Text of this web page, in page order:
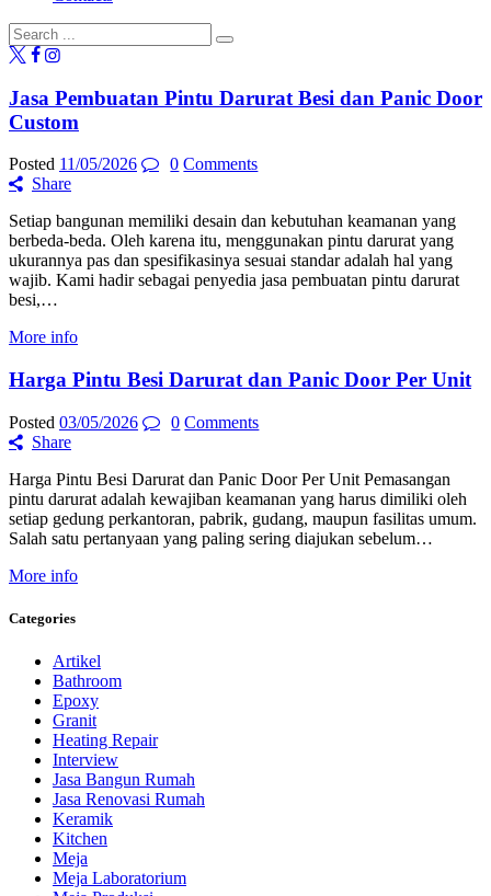
Jasa Pembuatan Pintu Darurat Besi dan Panic Door
Custom
Posted 11/05/2026 0 Comments
Share
Setiap bangunan memiliki desain dan kebutuhan keamanan yang
berbeda-beda. Oleh karena itu, menggunakan pintu darurat yang
ukurannya pas dan spesifikasinya sesuai standar adalah hal yang
wajib. Kami hadir sebagai penyedia jasa pembuatan pintu darurat
besi,…
More info
Harga Pintu Besi Darurat dan Panic Door Per Unit
Posted 03/05/2026 0 Comments
Share
Harga Pintu Besi Darurat dan Panic Door Per Unit Pemasangan
pintu darurat adalah kewajiban keamanan yang harus dimiliki oleh
setiap gedung perkantoran, pabrik, gudang, maupun fasilitas umum.
Salah satu pertanyaan yang paling sering diajukan sebelum…
More info
Categories
Artikel
Bathroom
Epoxy
Granit
Heating Repair
Interview
Jasa Bangun Rumah
Jasa Renovasi Rumah
Keramik
Kitchen
Meja
Meja Laboratorium